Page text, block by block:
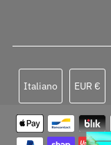
Italiano EUR €